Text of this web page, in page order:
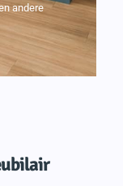
andere